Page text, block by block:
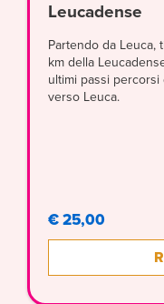
Leucadense
Partendo da Leuca,
km della
ultimi passi
verso Leuca.
€ 25,00